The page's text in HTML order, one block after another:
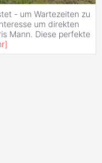
- um Wartezeiten zu
um direkten
Mann. Diese perfekte
]